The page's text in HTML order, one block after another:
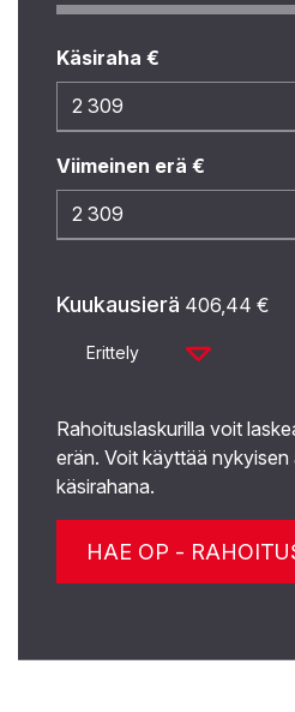
Käsiraha €
Viimeinen erä €
Kuukausierä 406,44 €
Erittely
Rahoituslaskurilla voit
erän. Voit käyttää
käsirahana.
HAE OP -